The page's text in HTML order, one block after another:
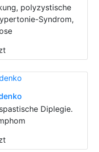
polyzystische
Syndrom,
Diplegie.